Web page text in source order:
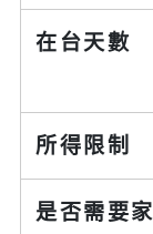
在台天數
所得限制
是否需要